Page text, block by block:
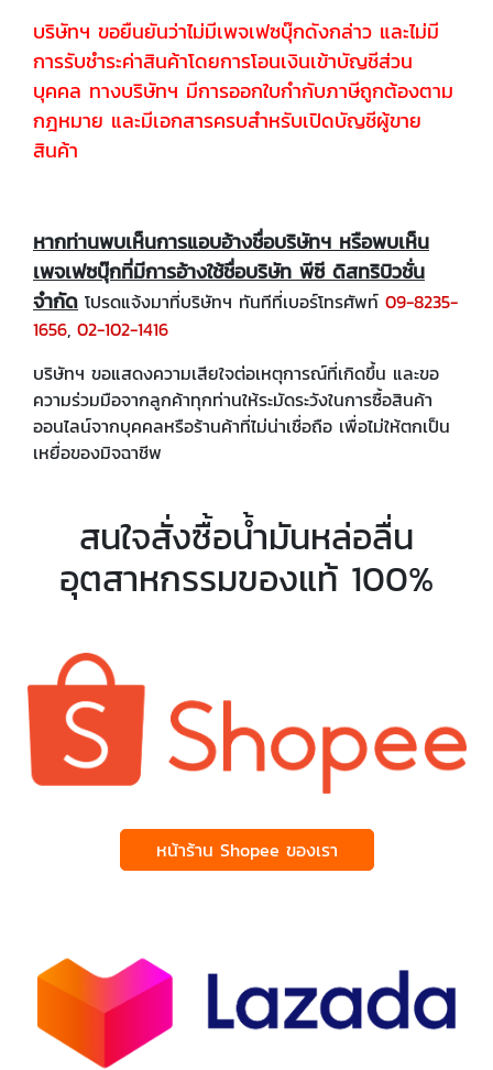
บริษัทฯ ขอยืนยันว่าไม่มีเพจเฟซบุ๊กดังกล่าว และไม่มี
การรับชำระค่าสินค้าโดยการโอนเงินเข้าบัญชีส่วน
บุคคล ทางบริษัทฯ มีการออกใบกำกับภาษีถูกต้องตาม
กฎหมาย และมีเอกสารครบสำหรับเปิดบัญชีผู้ขาย
สินค้า
หากท่านพบเห็นการแอบอ้างชื่อบริษัทฯ หรือพบเห็น
เพจเฟซบุ๊กที่มีการอ้างใช้ชื่อบริษัท พีซี ดิสทริบิวชั่น
จำกัด โปรดแจ้งมาที่บริษัทฯ ทันทีที่เบอร์โทรศัพท์ 09-8235-
1656, 02-102-1416
บริษัทฯ ขอแสดงความเสียใจต่อเหตุการณ์ที่เกิดขึ้น และขอ
ความร่วมมือจากลูกค้าทุกท่านให้ระมัดระวังในการซื้อสินค้า
ออนไลน์จากบุคคลหรือร้านค้าที่ไม่น่าเชื่อถือ เพื่อไม่ให้ตกเป็น
เหยื่อของมิจฉาชีพ
สนใจสั่งซื้อน้ำมันหล่อลื่น
อุตสาหกรรมของแท้ 100%
หน้าร้าน Shopee ของเรา